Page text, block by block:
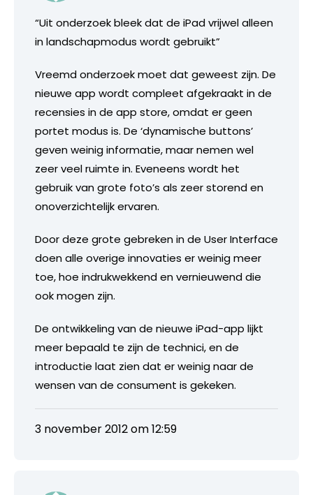
“Uit onderzoek bleek dat de iPad vrijwel alleen
in landschapmodus wordt gebruikt”
Vreemd onderzoek moet dat geweest zijn. De
nieuwe app wordt compleet afgekraakt in de
recensies in de app store, omdat er geen
portet modus is. De ‘dynamische buttons’
geven weinig informatie, maar nemen wel
zeer veel ruimte in. Eveneens wordt het
gebruik van grote foto’s als zeer storend en
onoverzichtelijk ervaren.
Door deze grote gebreken in de User Interface
doen alle overige innovaties er weinig meer
toe, hoe indrukwekkend en vernieuwend die
ook mogen zijn.
De ontwikkeling van de nieuwe iPad-app lijkt
meer bepaald te zijn de technici, en de
introductie laat zien dat er weinig naar de
wensen van de consument is gekeken.
3 november 2012 om 12:59